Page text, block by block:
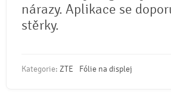
nárazy. Aplikace se
stěrky.
Kategorie: ZTE Fólie na displej